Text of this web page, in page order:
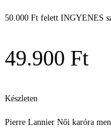
50.000 Ft felett INGYENES
49.900 Ft
Készleten
Pierre Lannier Női karóra